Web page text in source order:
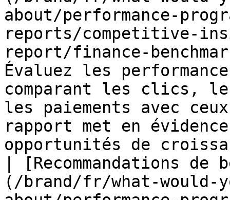
about/performance-
reports/competitive-
report/finance-
Évaluez les
comparant les clics,
les paiements avec
rapport met en
opportunités de
| [Recommandations
(/brand/fr/what-